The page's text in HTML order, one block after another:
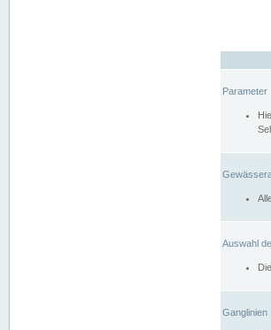
Parameter
Auswahl
Ganglinien